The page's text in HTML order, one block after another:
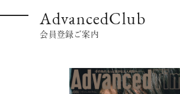
AdvancedClub
会員登録ご案内